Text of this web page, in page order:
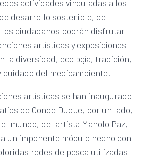
actividades vinculadas a los
desarrollo sostenible, de
los ciudadanos podrán disfrutar
artísticas y exposiciones
la diversidad, ecología, tradición,
cuidado del medioambiente.
artísticas se han inaugurado
de Conde Duque, por un lado,
mundo, del artista Manolo Paz,
un imponente módulo hecho con
redes de pesca utilizadas